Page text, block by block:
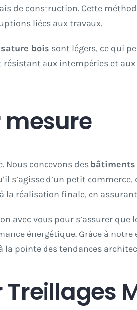
de construction. Cette
liées aux travaux.
bois sont légers, ce qui
résistant aux intempéries et
mesure
Nous concevons des bâtiments
s’agisse d’un petit
la réalisation finale, en
avec vous pour s’assurer
énergétique. Grâce à notre
pointe des tendances